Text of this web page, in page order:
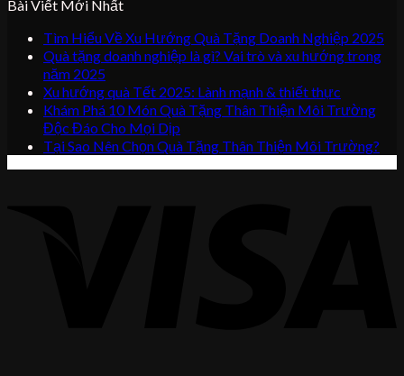
Bài Viết Mới Nhất
Tìm Hiểu Về Xu Hướng Quà Tặng Doanh Nghiệp 2025
Quà tặng doanh nghiệp là gì? Vai trò và xu hướng trong
năm 2025
Xu hướng quà Tết 2025: Lành mạnh & thiết thực
Khám Phá 10 Món Quà Tặng Thân Thiện Môi Trường
Độc Đáo Cho Mọi Dịp
Tại Sao Nên Chọn Quà Tặng Thân Thiện Môi Trường?